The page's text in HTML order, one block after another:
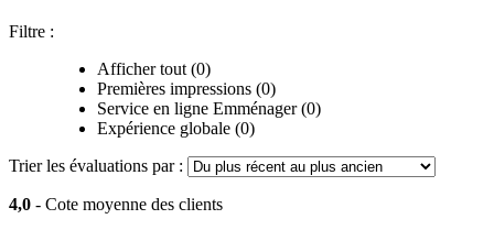
Filtre :
Afficher tout (0)
Premières impressions (0)
Service en ligne Emménager (0)
Expérience globale (0)
Trier les évaluations par :
4,0 - Cote moyenne des clients